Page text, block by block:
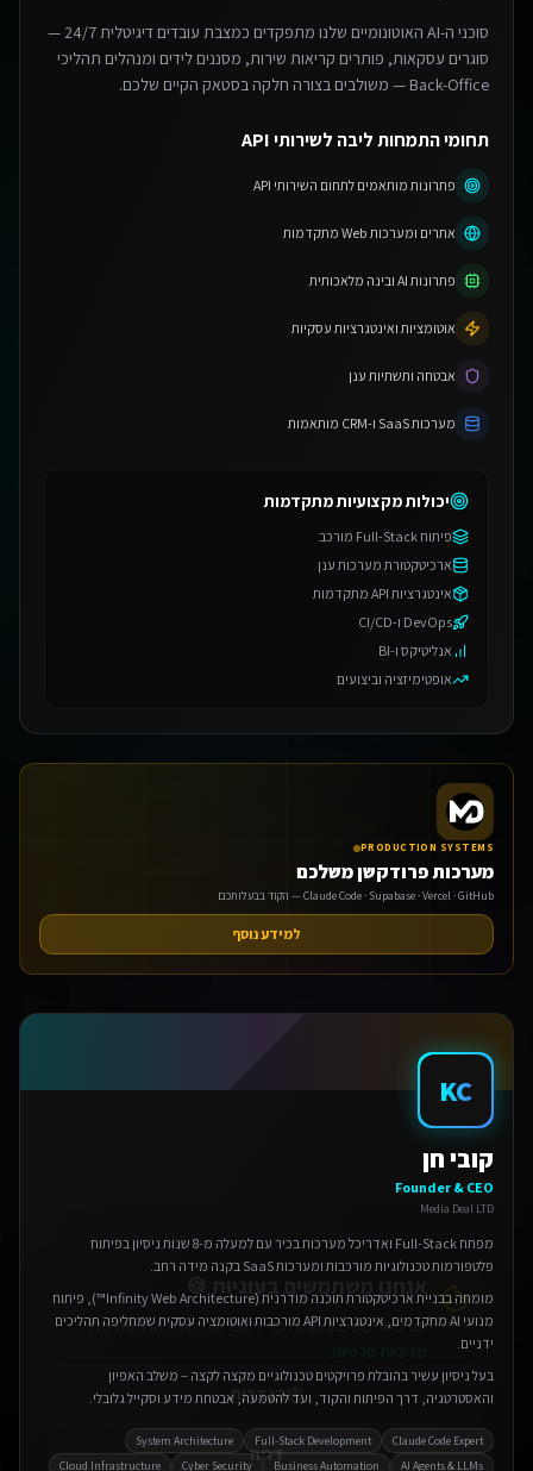
סוכני ה-AI האוטונומיים שלנו מתפקדים כמצבת עובדים דיגיטלית 24/7 —
סוגרים עסקאות, פותרים קריאות שירות, מסננים לידים ומנהלים תהליכי
Back-Office — משולבים בצורה חלקה בסטאק הקיים שלכם.
תחומי התמחות ליבה לשירותי API
פתרונות מותאמים לתחום השירותי API
אתרים ומערכות Web מתקדמות
פתרונות AI ובינה מלאכותית
אוטומציות ואינטגרציות עסקיות
אבטחה ותשתיות ענן
מערכות SaaS ו-CRM מותאמות
יכולות מקצועיות מתקדמות
פיתוח Full-Stack מורכב
ארכיטקטורת מערכות ענן
אינטגרציות API מתקדמות
DevOps ו-CI/CD
אנליטיקס ו-BI
אופטימיזציה וביצועים
PRODUCTION SYSTEMS
מערכות פרודקשן משלכם
Claude Code · Supabase · Vercel · GitHub — הקוד בבעלותכם
למידע נוסף
KC
קובי חן
Founder & CEO
Media Deal LTD
מפתח Full-Stack ואדריכל מערכות בכיר עם למעלה מ-8 שנות ניסיון בפיתוח
פלטפורמות טכנולוגיות מורכבות ומערכות SaaS בקנה מידה רחב.
מומחה בבניית ארכיטקטורת תוכנה מודרנית (Infinity Web Architecture™), פיתוח
מנועי AI מתקדמים, אינטגרציות API מורכבות ואוטומציה עסקית שמחליפה תהליכים
ידניים.
בעל ניסיון עשיר בהובלת פרויקטים טכנולוגיים מקצה לקצה – משלב האפיון
והאסטרטגיה, דרך הפיתוח והקוד, ועד להטמעה, אבטחת מידע וסקייל גלובלי.
Claude Code Expert
Full-Stack Development
System Architecture
AI Agents & LLMs
Business Automation
Cyber Security
Cloud Infrastructure
אנחנו משתמשים בעוגיות 🍪
אנו משתמשים בעוגיות כדי לשפר את חווית הגלישה שלך.
מדיניות פרטיות
הגדרות
אישור הכל